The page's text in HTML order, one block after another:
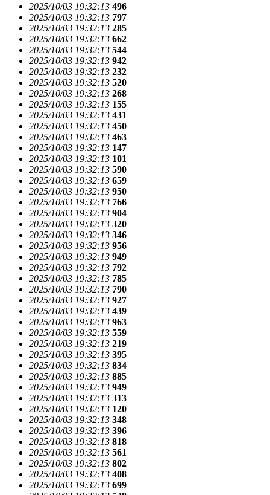
2025/10/03 19:32:13 496
2025/10/03 19:32:13 797
2025/10/03 19:32:13 285
2025/10/03 19:32:13 662
2025/10/03 19:32:13 544
2025/10/03 19:32:13 942
2025/10/03 19:32:13 232
2025/10/03 19:32:13 520
2025/10/03 19:32:13 268
2025/10/03 19:32:13 155
2025/10/03 19:32:13 431
2025/10/03 19:32:13 450
2025/10/03 19:32:13 463
2025/10/03 19:32:13 147
2025/10/03 19:32:13 101
2025/10/03 19:32:13 590
2025/10/03 19:32:13 659
2025/10/03 19:32:13 950
2025/10/03 19:32:13 766
2025/10/03 19:32:13 904
2025/10/03 19:32:13 320
2025/10/03 19:32:13 346
2025/10/03 19:32:13 956
2025/10/03 19:32:13 949
2025/10/03 19:32:13 792
2025/10/03 19:32:13 785
2025/10/03 19:32:13 790
2025/10/03 19:32:13 927
2025/10/03 19:32:13 439
2025/10/03 19:32:13 963
2025/10/03 19:32:13 559
2025/10/03 19:32:13 219
2025/10/03 19:32:13 395
2025/10/03 19:32:13 834
2025/10/03 19:32:13 885
2025/10/03 19:32:13 949
2025/10/03 19:32:13 313
2025/10/03 19:32:13 120
2025/10/03 19:32:13 348
2025/10/03 19:32:13 396
2025/10/03 19:32:13 818
2025/10/03 19:32:13 561
2025/10/03 19:32:13 802
2025/10/03 19:32:13 408
2025/10/03 19:32:13 699